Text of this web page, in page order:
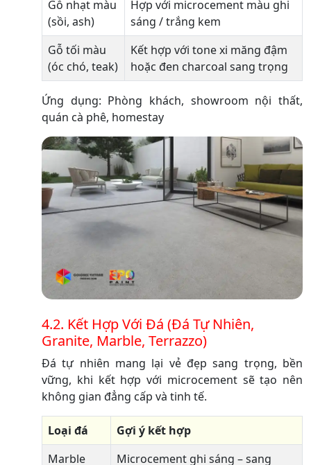
Gỗ nhạt màu
(sồi, ash)
Hợp với microcement màu ghi
sáng / trắng kem
Gỗ tối màu
(óc chó, teak)
Kết hợp với tone xi măng đậm
hoặc đen charcoal sang trọng
Ứng dụng: Phòng khách, showroom nội thất,
quán cà phê, homestay
4.2. Kết Hợp Với Đá (Đá Tự Nhiên,
Granite, Marble, Terrazzo)
Đá tự nhiên mang lại vẻ đẹp sang trọng, bền
vững, khi kết hợp với microcement sẽ tạo nên
không gian đẳng cấp và tinh tế.
Loại đá
Gợi ý kết hợp
Marble
Microcement ghi sáng – sang